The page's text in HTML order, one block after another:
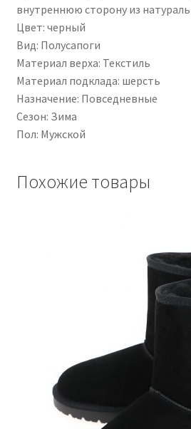
внутреннюю сторону из
Цвет: черный
Вид: Полусапоги
Материал верха: Текстиль
Материал подклада: шерсть
Назначение: Повседневные
Сезон: Зима
Пол: Мужской
Похожие товары